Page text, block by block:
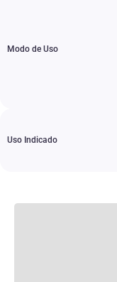
Modo de Uso
Uso Indicado